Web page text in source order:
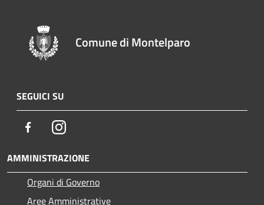
Comune di Montelparo
SEGUICI SU
FacebookInstagram
AMMINISTRAZIONE
Organi di Governo
Aree Amministrative